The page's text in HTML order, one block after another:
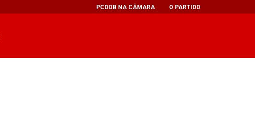
PCDOB NA CÂMARA O PARTIDO